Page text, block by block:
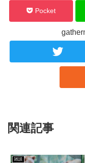
Pocket
関連記事
雑談